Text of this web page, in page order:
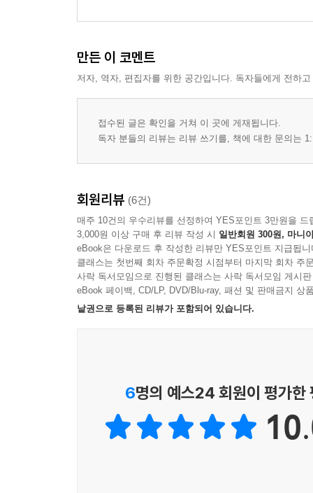
만든 이 코멘트
저자, 역자, 편집자를 위한 공간입니다. 독자들에게 전하
접수된 글은 확인을 거쳐 이 곳에 게재됩니다.
독자 분들의 리뷰는 리뷰 쓰기를, 책에 대한 문의는
회원리뷰 (6건)
매주 10건의 우수리뷰를 선정하여 YES포인트 3만원을 드
3,000원 이상 구매 후 리뷰 작성 시 일반회원 300원, 마니
eBook은 다운로드 후 작성한 리뷰만 YES포인트 지급됩니
클래스는 첫번째 회차 주문확정 시점부터 마지막 회차 주
사락 독서모임으로 진행된 클래스는 사락 독서모임 게시
eBook 페이백, CD/LP, DVD/Blu-ray, 패션 및 판매금지 상
낱권으로 등록된 리뷰가 포함되어 있습니다.
6명의 예스24 회원이 평가한